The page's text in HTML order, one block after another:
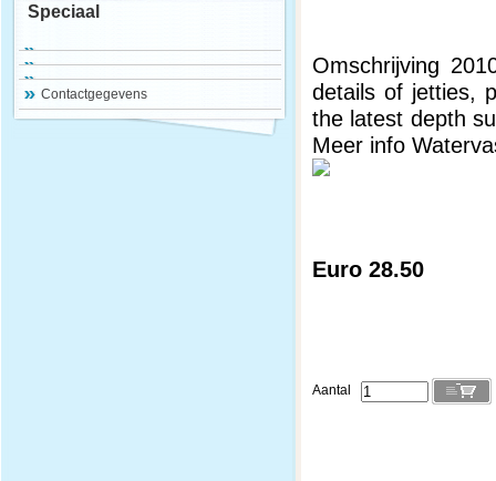
Speciaal
Contactgegevens
Omschrijving
details of jetties,
the latest depth
Meer info
Euro 28.50
Aantal